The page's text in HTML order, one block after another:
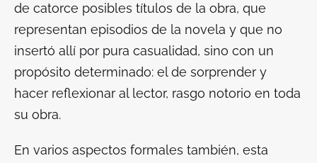
de catorce posibles títulos de la obra, que
representan episodios de la novela y que no
insertó allí por pura casualidad, sino con un
propósito determinado: el de sorprender y
hacer reflexionar al lector, rasgo notorio en toda
su obra.
En varios aspectos formales también, esta